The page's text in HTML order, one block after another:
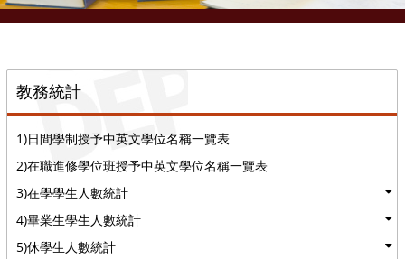
教務統計
1)日間學制授予中英文學位名稱一覽表
2)在職進修學位班授予中英文學位名稱一覽表
3)在學學生人數統計
4)畢業生學生人數統計
5)休學生人數統計